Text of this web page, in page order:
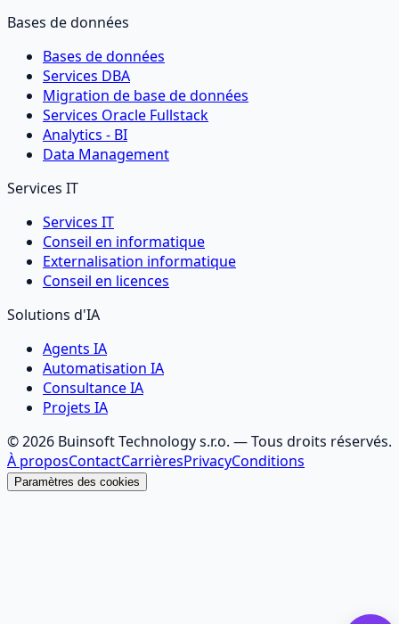
Bases de données
Bases de données
Services DBA
Migration de base de données
Services Oracle Fullstack
Analytics - BI
Data Management
Services IT
Services IT
Conseil en informatique
Externalisation informatique
Conseil en licences
Solutions d'IA
Agents IA
Automatisation IA
Consultance IA
Projets IA
©2026 Buinsoft Technology s.r.o. — Tous droits réservés.
À proposContactCarrièresPrivacyConditions
Paramètres des cookies